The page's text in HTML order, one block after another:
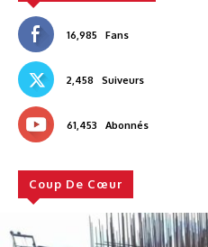
16,985 Fans
2,458 Suiveurs
61,453 Abonnés
Coup De Cœur